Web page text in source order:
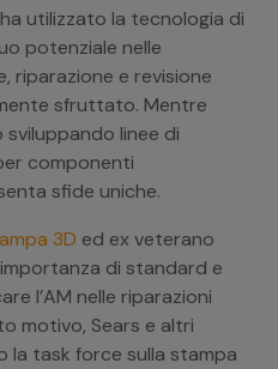
utilizzato la tecnologia di
potenziale nelle
riparazione e revisione
sfruttato. Mentre
sviluppando linee di
componenti
sfide uniche.
3D ed ex veterano
di standard e
l’AM nelle riparazioni
motivo, Sears e altri
la task force sulla stampa